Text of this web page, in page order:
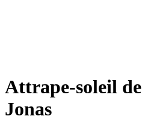
Attrape-soleil de
Jonas